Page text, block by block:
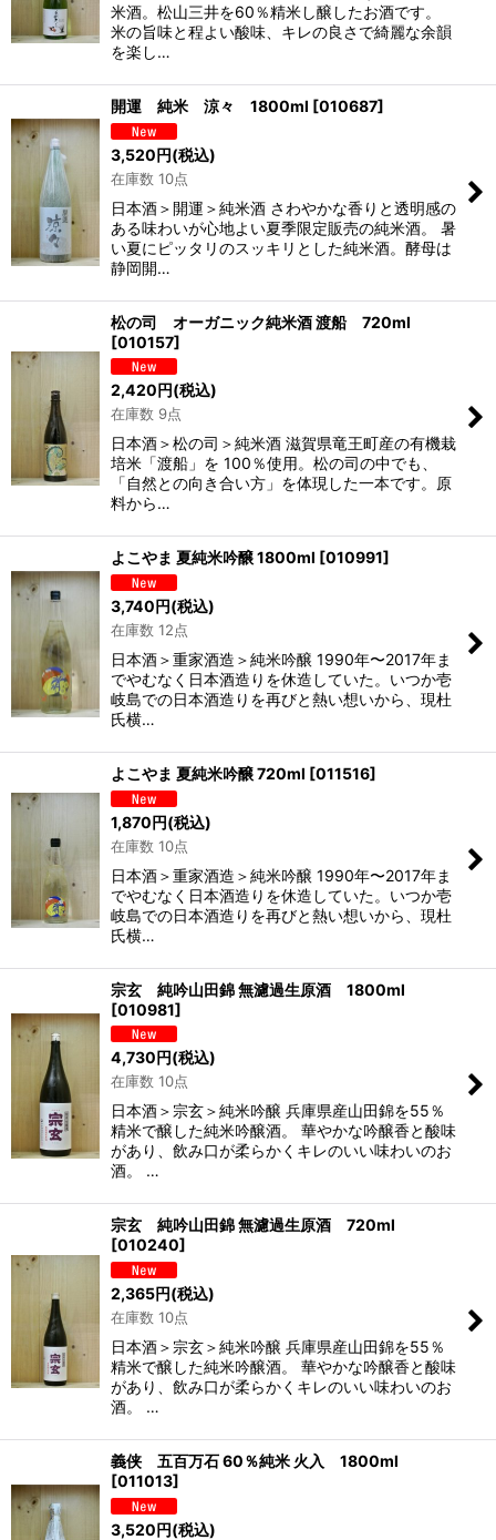
米酒。松山三井を60％精米し醸したお酒です。
米の旨味と程よい酸味、キレの良さで綺麗な余韻
を楽し…
開運 純米 涼々 1800ml [010687]
3,520円(税込)
在庫数 10点
日本酒＞開運＞純米酒 さわやかな香りと透明感の
ある味わいが心地よい夏季限定販売の純米酒。 暑
い夏にピッタリのスッキリとした純米酒。酵母は
静岡開…
松の司 オーガニック純米酒 渡船 720ml
[010157]
2,420円(税込)
在庫数 9点
日本酒＞松の司＞純米酒 滋賀県竜王町産の有機栽
培米「渡船」を 100％使用。松の司の中でも、
「自然との向き合い方」を体現した一本です。原
料から…
よこやま 夏純米吟醸 1800ml [010991]
3,740円(税込)
在庫数 12点
日本酒＞重家酒造＞純米吟醸 1990年〜2017年ま
でやむなく日本酒造りを休造していた。いつか壱
岐島での日本酒造りを再びと熱い想いから、現杜
氏横…
よこやま 夏純米吟醸 720ml [011516]
1,870円(税込)
在庫数 10点
日本酒＞重家酒造＞純米吟醸 1990年〜2017年ま
でやむなく日本酒造りを休造していた。いつか壱
岐島での日本酒造りを再びと熱い想いから、現杜
氏横…
宗玄 純吟山田錦 無濾過生原酒 1800ml
[010981]
4,730円(税込)
在庫数 10点
日本酒＞宗玄＞純米吟醸 兵庫県産山田錦を55％
精米で醸した純米吟醸酒。 華やかな吟醸香と酸味
があり、飲み口が柔らかくキレのいい味わいのお
酒。 …
宗玄 純吟山田錦 無濾過生原酒 720ml
[010240]
2,365円(税込)
在庫数 10点
日本酒＞宗玄＞純米吟醸 兵庫県産山田錦を55％
精米で醸した純米吟醸酒。 華やかな吟醸香と酸味
があり、飲み口が柔らかくキレのいい味わいのお
酒。 …
義侠 五百万石 60％純米 火入 1800ml
[011013]
3,520円(税込)